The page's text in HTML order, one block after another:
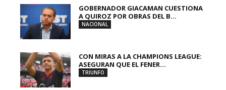
GOBERNADOR GIACAMAN CUESTIONA
A QUIROZ POR OBRAS DEL B...
NACIONAL
CON MIRAS A LA CHAMPIONS LEAGUE:
ASEGURAN QUE EL FENER...
TRIUNFO